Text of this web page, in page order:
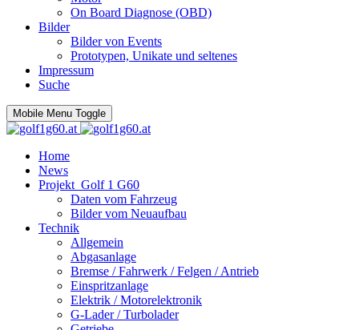
On Board Diagnose (OBD)
Bilder
Bilder von Events
Prototypen, Unikate und seltenes
Impressum
Suche
Mobile Menu Toggle
Home
News
Projekt_Golf 1 G60
Daten vom Fahrzeug
Bilder vom Neuaufbau
Technik
Allgemein
Abgasanlage
Bremse / Fahrwerk / Felgen / Antrieb
Einspritzanlage
Elektrik / Motorelektronik
G-Lader / Turbolader